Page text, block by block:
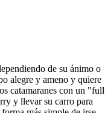
de su ánimo o
alegre y ameno y quiere
catamaranes con un "full
y llevar su carro para